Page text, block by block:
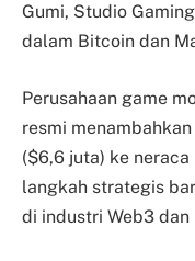
Gumi, Studio
dalam Bitcoin dan
Perusahaan game
resmi menambahkan
($6,6 juta) ke
langkah strategis
di industri Web3